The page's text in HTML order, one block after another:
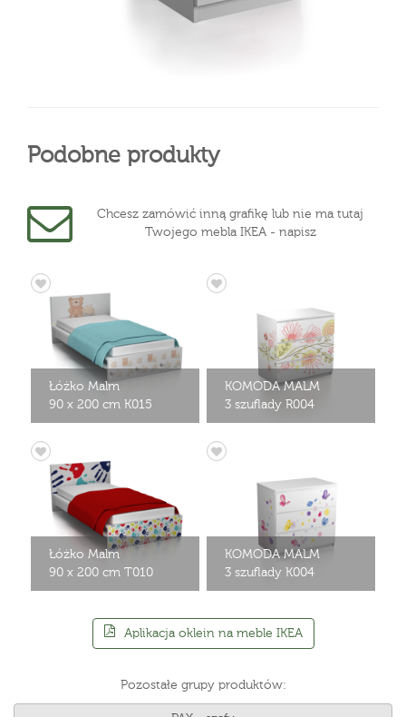
Podobne produkty
Chcesz zamówić inną grafikę lub nie ma tutaj
Twojego mebla IKEA - napisz
Łóżko Malm
90 x 200 cm K015
KOMODA MALM
3 szuflady R004
Łóżko Malm
90 x 200 cm T010
KOMODA MALM
3 szuflady K004
Aplikacja oklein na meble IKEA
Pozostałe grupy produktów: